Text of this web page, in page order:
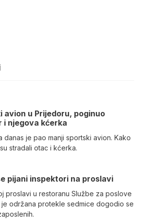
avion u Prijedoru, poginuo
njegova kćerka
danas je pao manji sportski avion. Kako
stradali otac i kćerka.
pijani inspektori na proslavi
proslavi u restoranu Službe za poslove
je održana protekle sedmice dogodio se